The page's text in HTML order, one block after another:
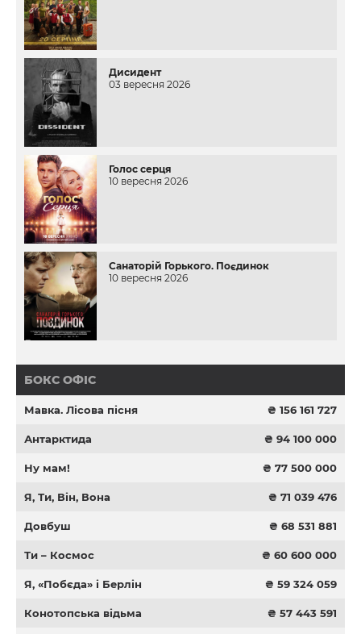
Дисидент
03 вересня 2026
Голос серця
10 вересня 2026
Санаторій Горького. Поєдинок
10 вересня 2026
БОКС ОФІС
Мавка. Лісова пісня ₴ 156 161 727
Антарктида ₴ 94 100 000
Ну мам! ₴ 77 500 000
Я, Ти, Він, Вона ₴ 71 039 476
Довбуш ₴ 68 531 881
Ти – Космос ₴ 60 600 000
Я, «Побєда» і Берлін ₴ 59 324 059
Конотопська відьма ₴ 57 443 591